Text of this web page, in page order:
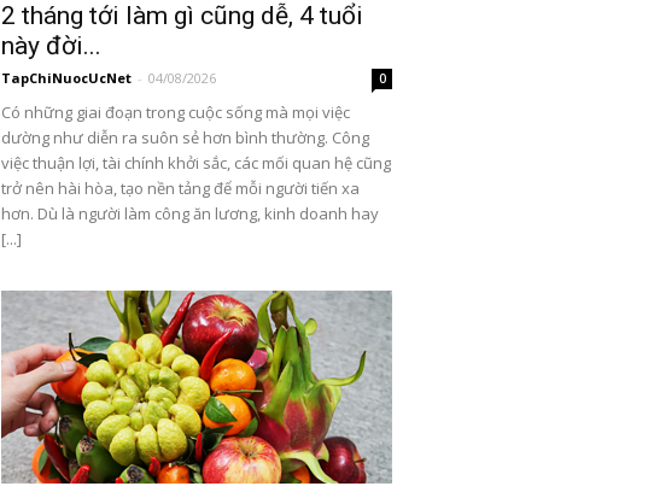
2 tháng tới làm gì cũng dễ, 4 tuổi
này đời...
TapChiNuocUcNet - 04/08/2026 0
Có những giai đoạn trong cuộc sống mà mọi việc
dường như diễn ra suôn sẻ hơn bình thường. Công
việc thuận lợi, tài chính khởi sắc, các mối quan hệ cũng
trở nên hài hòa, tạo nền tảng để mỗi người tiến xa
hơn. Dù là người làm công ăn lương, kinh doanh hay
[...]